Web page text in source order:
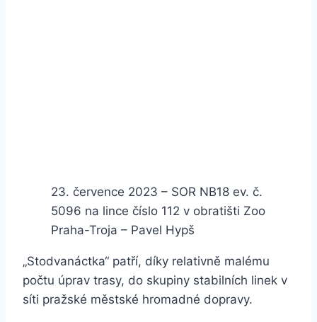
23. července 2023 – SOR NB18 ev. č.
5096 na lince číslo 112 v obratišti Zoo
Praha-Troja – Pavel Hypš
„Stodvanáctka“ patří, díky relativně malému
počtu úprav trasy, do skupiny stabilních linek v
síti pražské městské hromadné dopravy.